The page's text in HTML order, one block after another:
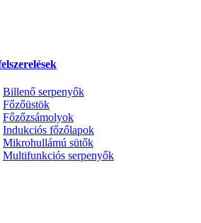
Billenő serpenyők
Főzőüstök
Főzőzsámolyok
Indukciós főzőlapok
Mikrohullámú sütők
Multifunkciós serpenyők